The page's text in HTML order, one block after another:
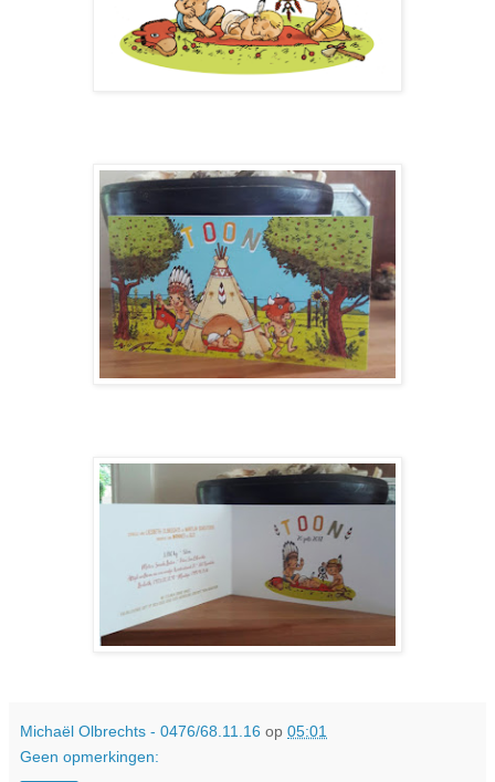
Michaël Olbrechts - 0476/68.11.16 op 05:01
Geen opmerkingen: